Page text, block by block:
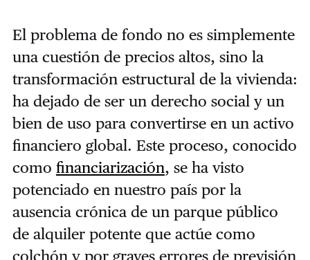
El problema de fondo no es simplemente
una cuestión de precios altos, sino la
transformación estructural de la vivienda:
ha dejado de ser un derecho social y un
bien de uso para convertirse en un activo
financiero global. Este proceso, conocido
como financiarización, se ha visto
potenciado en nuestro país por la
ausencia crónica de un parque público
de alquiler potente que actúe como
colchón y por graves errores de previsión